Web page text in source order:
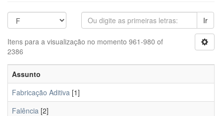
Ir
Itens para a visualização no momento 961-980 of
2386
Assunto
Fabricação Aditiva [1]
Falência [2]